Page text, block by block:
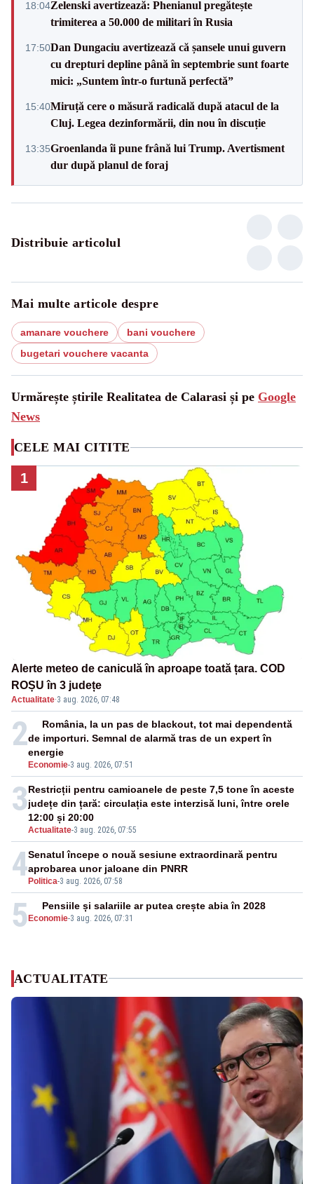
18:04Zelenski avertizează: Phenianul pregătește
trimiterea a 50.000 de militari în Rusia
17:50Dan Dungaciu avertizează că șansele unui guvern
cu drepturi depline până în septembrie sunt foarte
mici: „Suntem într-o furtună perfectă”
15:40Miruță cere o măsură radicală după atacul de la
Cluj. Legea dezinformării, din nou în discuție
13:35Groenlanda îi pune frână lui Trump. Avertisment
dur după planul de foraj
Distribuie articolul
Mai multe articole despre
amanare vouchere
bani vouchere
bugetari vouchere vacanta
Urmărește știrile Realitatea de Calarasi și pe Google
News
CELE MAI CITITE
1
Alerte meteo de caniculă în aproape toată țara. COD
ROȘU în 3 județe
Actualitate·3 aug. 2026, 07:48
2
Economie-3 aug. 2026, 07:51
România, la un pas de blackout, tot mai dependentă
de importuri. Semnal de alarmă tras de un expert în
energie
3
Actualitate-3 aug. 2026, 07:55
Restricții pentru camioanele de peste 7,5 tone în aceste
județe din țară: circulația este interzisă luni, între orele
12:00 și 20:00
4Politica-3 aug. 2026, 07:58
Senatul începe o nouă sesiune extraordinară pentru
aprobarea unor jaloane din PNRR
5Economie-3 aug. 2026, 07:31
Pensiile și salariile ar putea crește abia în 2028
ACTUALITATE